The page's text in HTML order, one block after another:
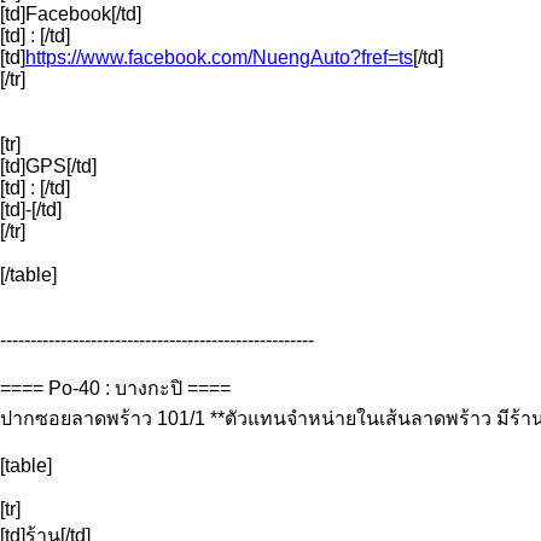
[td]Facebook[/td]
[td] : [/td]
[td] https://www.facebook.com/NuengAuto?fref=ts[/td]
[/tr]
[tr]
[td]GPS[/td]
[td] : [/td]
[td]-[/td]
[/tr]
[/table]
----------------------------------------------------
==== Po-40 : บางกะปิ ====
ปากซอยลาดพร้าว 101/1 **ตัวแทนจำหน่ายในเส้นลาดพร้าว มีร้า
[table]
[tr]
[td]ร้าน[/td]